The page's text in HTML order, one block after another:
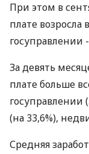
При этом в
плате возросла
госуправлении
За девять
плате больше
госуправлении
(на 33,6%),
Средняя